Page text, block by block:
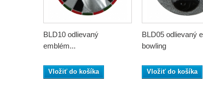
BLD10 odlievaný
emblém...
Vložiť do košíka
BLD05 odlievaný
bowling
Vložiť do košíka